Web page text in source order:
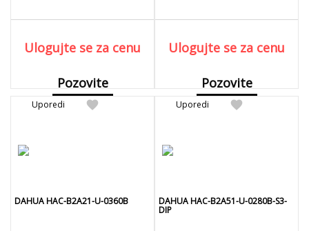
Ulogujte se za cenu
Pozovite
Detaljnije
Ulogujte se za cenu
Pozovite
Detaljnije
favorite
Uporedi
DAHUA HAC-B2A21-U-0360B
favorite
Uporedi
DAHUA HAC-B2A51-U-0280B-S3-
DIP